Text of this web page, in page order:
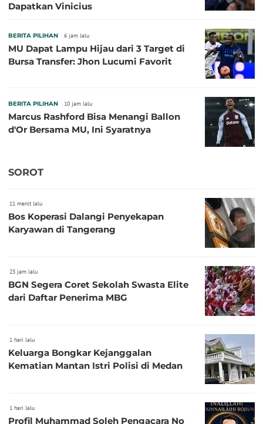
Dapatkan Vinicius
BERITA PILIHAN 6 jam lalu
MU Dapat Lampu Hijau dari 3 Target di
Bursa Transfer: Jhon Lucumi Favorit
BERITA PILIHAN 10 jam lalu
Marcus Rashford Bisa Menangi Ballon
d'Or Bersama MU, Ini Syaratnya
SOROT
11 menit lalu
Bos Koperasi Dalangi Penyekapan
Karyawan di Tangerang
23 jam lalu
BGN Segera Coret Sekolah Swasta Elite
dari Daftar Penerima MBG
1 hari lalu
Keluarga Bongkar Kejanggalan
Kematian Mantan Istri Polisi di Medan
1 hari lalu
Profil Muhammad Soleh Pengacara No